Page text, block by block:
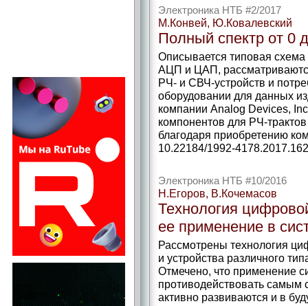
Электроника НТБ #2/2017
М.Конвей, Ю.Ковалевский
Полный спектр от 0
Описывается типовая
АЦП и ЦАП,
РЧ- и СВЧ-устройств и
оборудовании для данных
компании Analog Devices,
компонентов для РЧ-
благодаря приобретению
10.22184/1992-
Электроника НТБ #10/2016
Н.Егоров, В.Кочемасов
Технология
ее применение в
Рассмотрены технология
и устройства различного
Отмечено, что применение
противодействовать
активно развиваются и в